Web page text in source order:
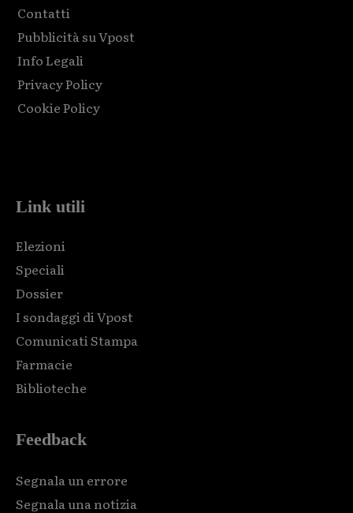
Contatti
Pubblicità su Vpost
Info Legali
Privacy Policy
Cookie Policy
Link utili
Elezioni
Speciali
Dossier
I sondaggi di Vpost
Comunicati Stampa
Farmacie
Biblioteche
Feedback
Segnala un errore
Segnala una notizia